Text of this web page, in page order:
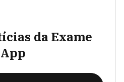
da Exame